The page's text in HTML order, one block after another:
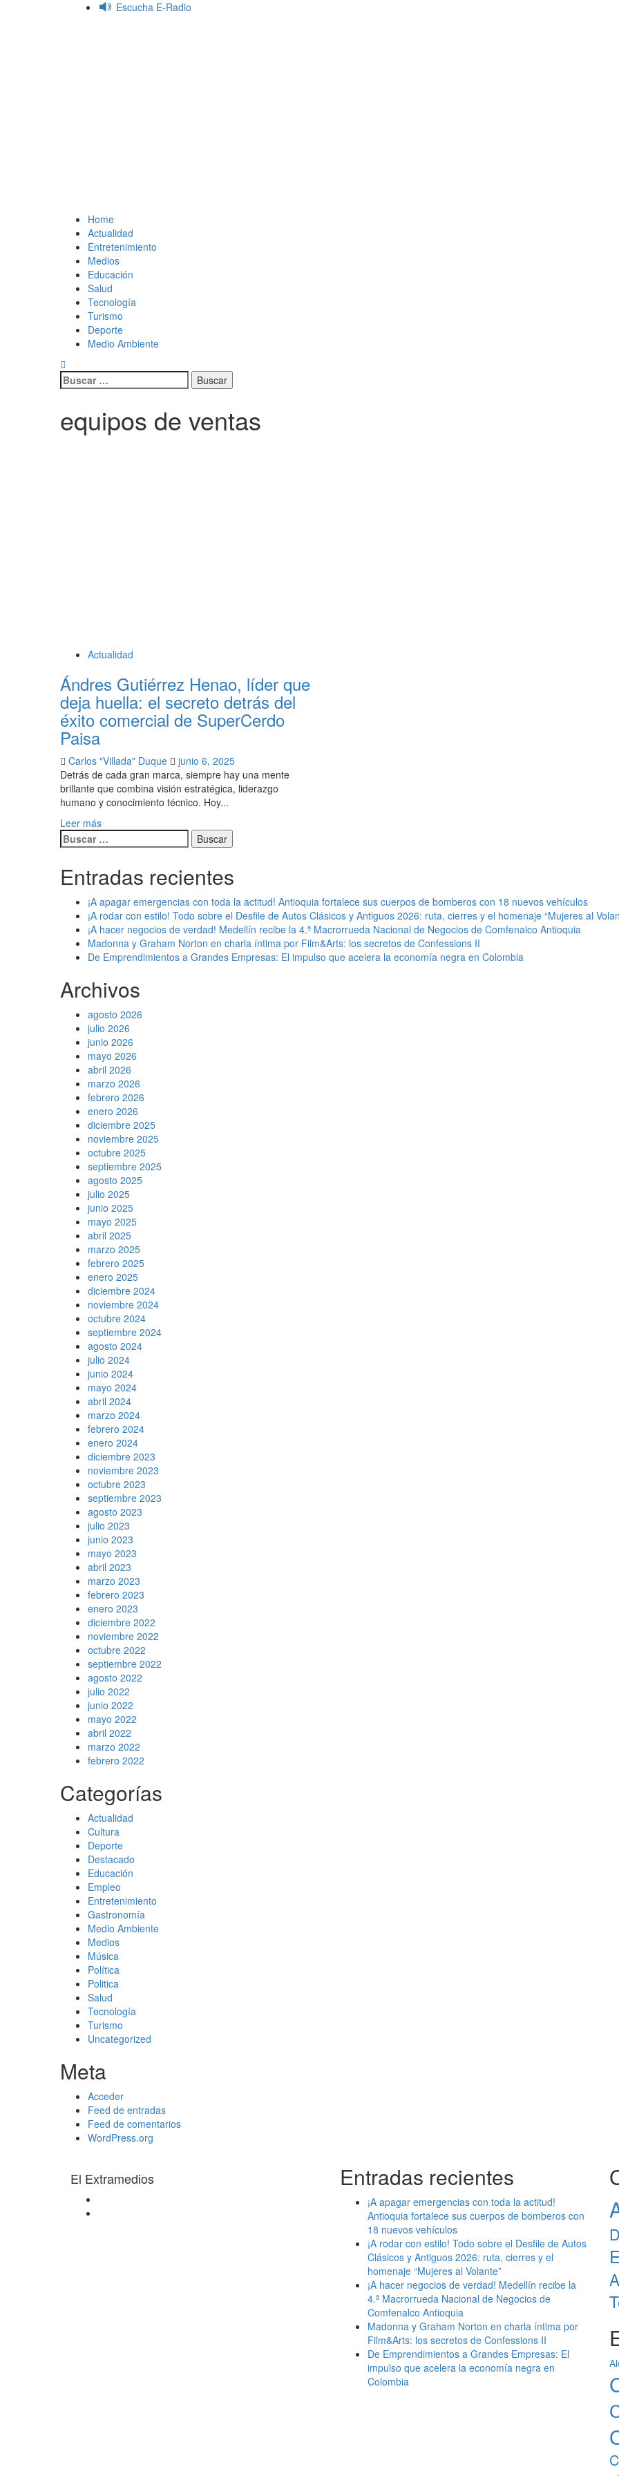
Escucha E-Radio
Home
Actualidad
Entretenimiento
Medios
Educación
Salud
Tecnología
Turismo
Deporte
Medio Ambiente
Buscar:
equipos de ventas
Actualidad
Ándres Gutiérrez Henao, líder que
deja huella: el secreto detrás del
éxito comercial de SuperCerdo
Paisa
Carlos "Villada" Duque
junio 6, 2025
Detrás de cada gran marca, siempre hay una mente
brillante que combina visión estratégica, liderazgo
humano y conocimiento técnico. Hoy...
Leer más
Buscar:
Entradas recientes
¡A apagar emergencias con toda la actitud! Antioquia fortalece sus cuerpos de bomberos con 18 nuevos vehículos
¡A rodar con estilo! Todo sobre el Desfile de Autos Clásicos y Antiguos 2026: ruta, cierres y el homenaje “Mujeres al
¡A hacer negocios de verdad! Medellín recibe la 4.ª Macrorrueda Nacional de Negocios de Comfenalco Antioquia
Madonna y Graham Norton en charla íntima por Film&Arts: los secretos de Confessions II
De Emprendimientos a Grandes Empresas: El impulso que acelera la economía negra en Colombia
Archivos
agosto 2026
julio 2026
junio 2026
mayo 2026
abril 2026
marzo 2026
febrero 2026
enero 2026
diciembre 2025
noviembre 2025
octubre 2025
septiembre 2025
agosto 2025
julio 2025
junio 2025
mayo 2025
abril 2025
marzo 2025
febrero 2025
enero 2025
diciembre 2024
noviembre 2024
octubre 2024
septiembre 2024
agosto 2024
julio 2024
junio 2024
mayo 2024
abril 2024
marzo 2024
febrero 2024
enero 2024
diciembre 2023
noviembre 2023
octubre 2023
septiembre 2023
agosto 2023
julio 2023
junio 2023
mayo 2023
abril 2023
marzo 2023
febrero 2023
enero 2023
diciembre 2022
noviembre 2022
octubre 2022
septiembre 2022
agosto 2022
julio 2022
junio 2022
mayo 2022
abril 2022
marzo 2022
febrero 2022
Categorías
Actualidad
Cultura
Deporte
Destacado
Educación
Empleo
Entretenimiento
Gastronomía
Medio Ambiente
Medios
Música
Política
Politica
Salud
Tecnología
Turismo
Uncategorized
Meta
Acceder
Feed de entradas
Feed de comentarios
WordPress.org
El Extramedios Entradas recientes
¡A apagar emergencias con toda la actitud!
Antioquia fortalece sus cuerpos de bomberos con
18 nuevos vehículos
¡A rodar con estilo! Todo sobre el Desfile de Autos
Clásicos y Antiguos 2026: ruta, cierres y el
homenaje “Mujeres al Volante”
¡A hacer negocios de verdad! Medellín recibe la
4.ª Macrorrueda Nacional de Negocios de
Comfenalco Antioquia
Madonna y Graham Norton en charla íntima por
Film&Arts: los secretos de Confessions II
De Emprendimientos a Grandes Empresas: El
impulso que acelera la economía negra en
Colombia